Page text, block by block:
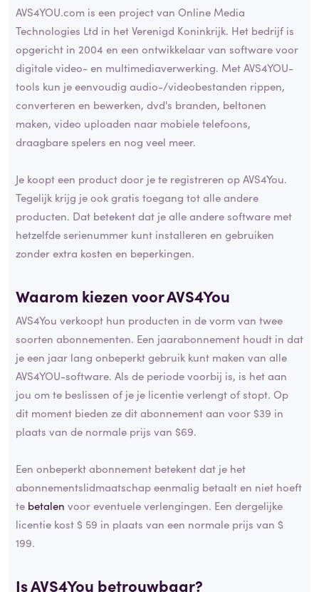
AVS4YOU.com is een project van Online Media
Technologies Ltd in het Verenigd Koninkrijk. Het bedrijf is
opgericht in 2004 en een ontwikkelaar van software voor
digitale video- en multimediaverwerking. Met AVS4YOU-
tools kun je eenvoudig audio-/videobestanden rippen,
converteren en bewerken, dvd's branden, beltonen
maken, video uploaden naar mobiele telefoons,
draagbare spelers en nog veel meer.
Je koopt een product door je te registreren op AVS4You.
Tegelijk krijg je ook gratis toegang tot alle andere
producten. Dat betekent dat je alle andere software met
hetzelfde serienummer kunt installeren en gebruiken
zonder extra kosten en beperkingen.
Waarom kiezen voor AVS4You
AVS4You verkoopt hun producten in de vorm van twee
soorten abonnementen. Een jaarabonnement houdt in dat
je een jaar lang onbeperkt gebruik kunt maken van alle
AVS4YOU-software. Als de periode voorbij is, is het aan
jou om te beslissen of je je licentie verlengt of stopt. Op
dit moment bieden ze dit abonnement aan voor $39 in
plaats van de normale prijs van $69.
Een onbeperkt abonnement betekent dat je het
abonnementslidmaatschap eenmalig betaalt en niet hoeft
te betalen voor eventuele verlengingen. Een dergelijke
licentie kost $ 59 in plaats van een normale prijs van $
199.
Is AVS4You betrouwbaar?